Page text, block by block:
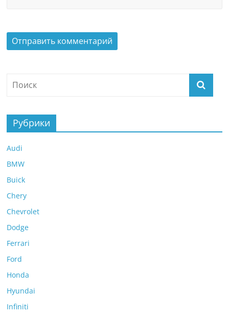
Рубрики
Audi
BMW
Buick
Chery
Chevrolet
Dodge
Ferrari
Ford
Honda
Hyundai
Infiniti